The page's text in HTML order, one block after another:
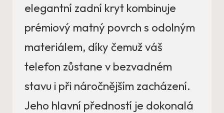
elegantní zadní kryt kombinuje
prémiový matný povrch s odolným
materiálem, díky čemuž váš
telefon zůstane v bezvadném
stavu i při náročnějším zacházení.
Jeho hlavní předností je dokonalá